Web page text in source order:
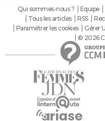
Qui sommes-nous ? Equipe
Tous les articles
RSS
Paramétrer les cookies
Gérer
© 2026